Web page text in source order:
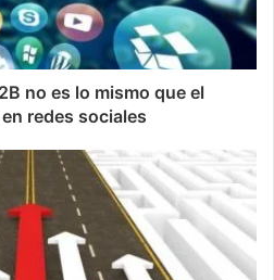
no es lo mismo que el
redes sociales